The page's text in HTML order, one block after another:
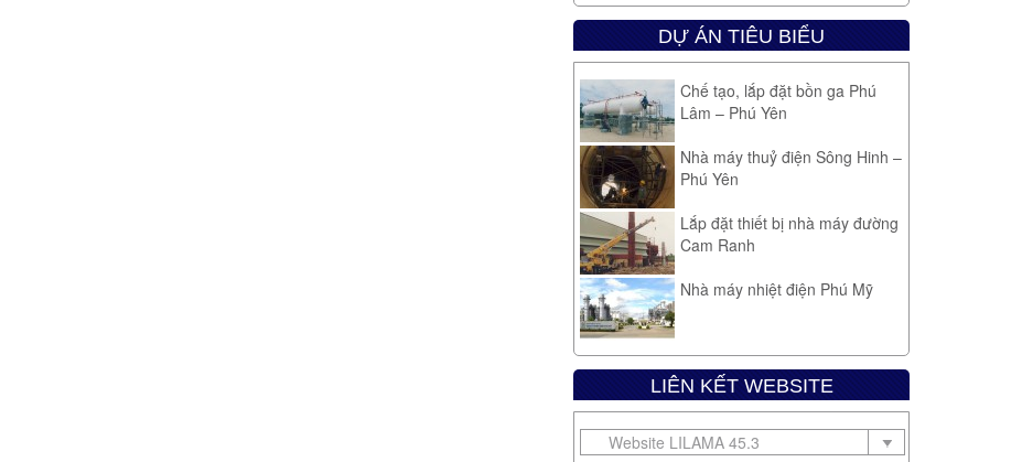
DỰ ÁN TIÊU BIỂU
Chế tạo, lắp đặt bồn ga Phú
Lâm – Phú Yên
Nhà máy thuỷ điện Sông Hinh –
Phú Yên
Lắp đặt thiết bị nhà máy đường
Cam Ranh
Nhà máy nhiệt điện Phú Mỹ
Chế tạo, lắp đặt Tổng kho xăng
dầu Vũng Rô – Phú Yên
LIÊN KẾT WEBSITE